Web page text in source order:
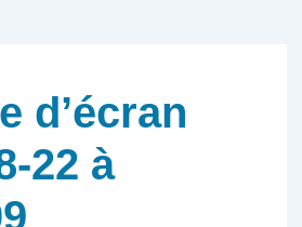
d’écran
22 à